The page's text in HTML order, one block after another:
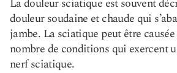
La douleur sciatique est souvent
douleur soudaine et chaude qui
jambe. La sciatique peut être
nombre de conditions qui exercent
nerf sciatique.